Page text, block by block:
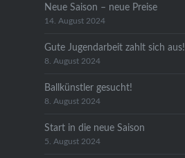
Neue Saison – neue Preise
14. August 2024
Gute Jugendarbeit zahlt sich aus!
8. August 2024
Ballkünstler gesucht!
8. August 2024
Start in die neue Saison
5. August 2024